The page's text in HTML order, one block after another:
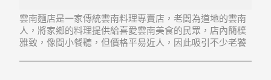
雲南麵店是一家傳統雲南料理專賣店，老闆為道地的雲南
人，將家鄉的料理提供給喜愛雲南美食的民眾，店內簡樸
雅致，像間小餐聽，但價格平易近人，因此吸引不少老饕